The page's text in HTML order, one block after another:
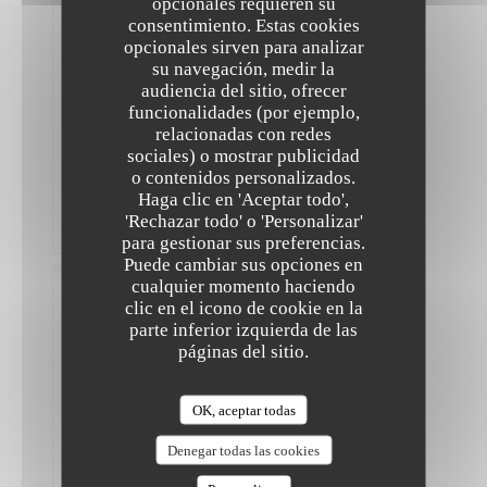
consentimiento. Estas cookies
opcionales sirven para analizar
su navegación, medir la
audiencia del sitio, ofrecer
funcionalidades (por ejemplo,
relacionadas con redes
sociales) o mostrar publicidad
o contenidos personalizados.
Haga clic en 'Aceptar todo',
'Rechazar todo' o 'Personalizar'
para gestionar sus preferencias.
Puede cambiar sus opciones en
cualquier momento haciendo
clic en el icono de cookie en la
parte inferior izquierda de las
páginas del sitio.
OK, aceptar todas
Denegar todas las cookies
Tiphaine
The Friendly Kitchen